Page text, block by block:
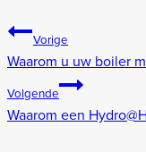
Vorige
Waarom u uw boiler
Volgende
Waarom een